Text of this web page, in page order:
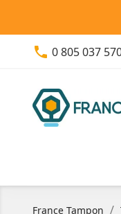
phone 0 805 037
France Tampon